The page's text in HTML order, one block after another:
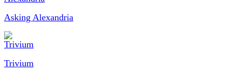
Asking Alexandria
Trivium